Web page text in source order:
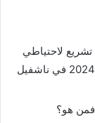
لاحتياطي
البيتكوين الاستراتيجي في مؤتمر البيتكوين 2024 في ناشفيل